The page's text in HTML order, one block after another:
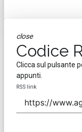
close
Codice
Clicca sul pulsante
appunti.
RSS link